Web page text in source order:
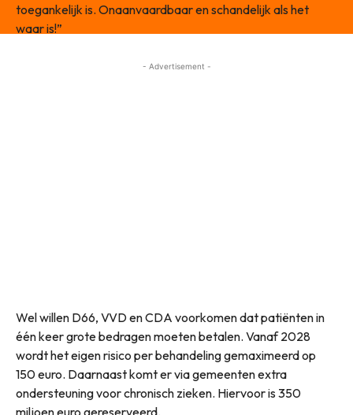
toegankelijk is. Onaanvaardbaar en schandelijk als het
waar is!”
- Advertisement -
Wel willen D66, VVD en CDA voorkomen dat patiënten in
één keer grote bedragen moeten betalen. Vanaf 2028
wordt het eigen risico per behandeling gemaximeerd op
150 euro. Daarnaast komt er via gemeenten extra
ondersteuning voor chronisch zieken. Hiervoor is 350